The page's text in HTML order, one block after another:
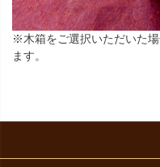
※木箱をご選択いただいた
ます。